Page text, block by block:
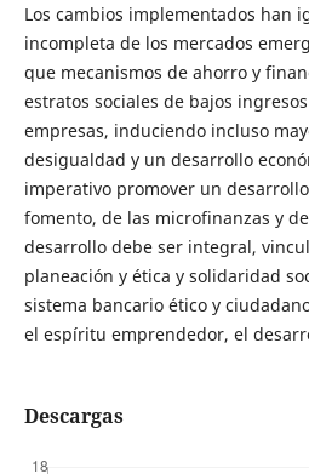
Los cambios implementados han
incompleta de los mercados
que mecanismos de ahorro y
estratos sociales de bajos
empresas, induciendo incluso
desigualdad y un desarrollo
imperativo promover un
fomento, de las microfinanzas y
desarrollo debe ser integral,
planeación y ética y solidaridad
sistema bancario ético y
el espíritu emprendedor, el
Descargas